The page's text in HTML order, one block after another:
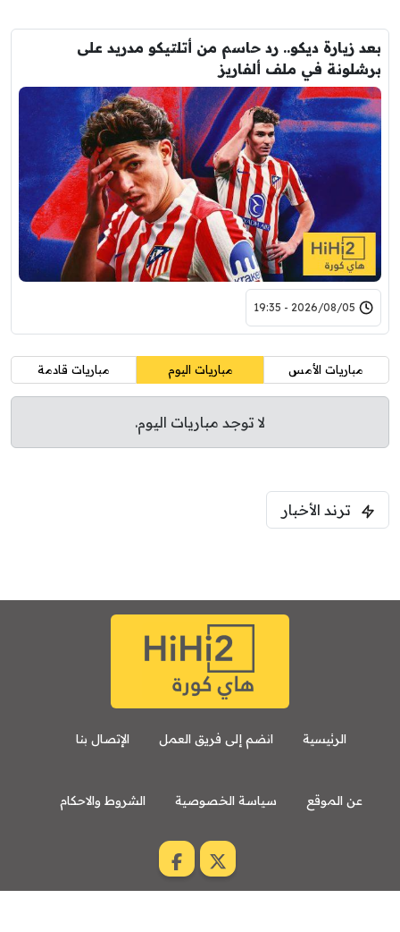
بعد زيارة ديكو.. رد حاسم من أتلتيكو مدريد على
برشلونة في ملف ألفاريز
2026/08/05 - 19:35
مباريات الأمس مباريات اليوم مباريات قادمة
لا توجد مباريات اليوم.
ترند الأخبار
الرئيسية انضم إلى فريق العمل الإتصال بنا
عن الموقع سياسة الخصوصية الشروط والاحكام